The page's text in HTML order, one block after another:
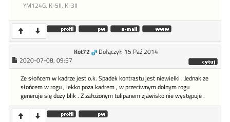
YM124G, K-5II, K-3II
Kot72
Dołączył: 15 Paź 2014
2020-07-08, 09:57
Ze słońcem w kadrze jest o.k. Spadek kontrastu jest niewielki . Jednak ze
słońcem w rogu , lekko poza kadrem , w przeciwnym dolnym rogu
generuje się duży blik . Z założonym tulipanem zjawisko nie występuje .